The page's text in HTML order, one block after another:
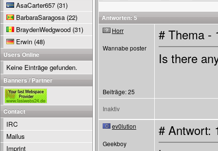
Antworten: 5
Horr
Wannabe poster
Beiträge: 25
# Thema -
Is there
Inaktiv
ev0lution
Geekboy
# Antwort:
AsaCarter657 (31)
BarbaraSaragosa (22)
BraydenWedgwood (31)
Erwin (48)
Users Online
Keine Einträge gefunden.
Banners / Partner
Contact
IRC
Mailus
Imprint